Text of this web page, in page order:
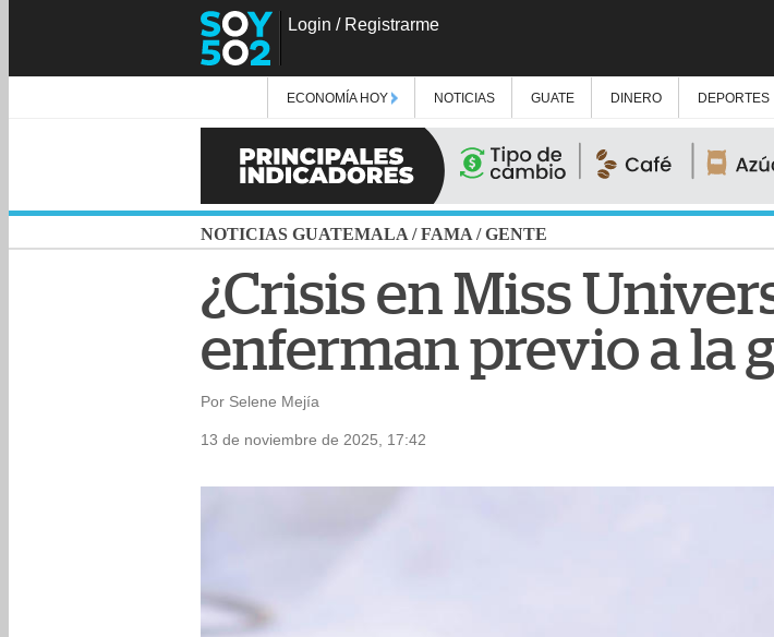
Login / Registrarme
ECONOMÍA HOY NOTICIAS GUATE DINERO DEPORTES
NOTICIAS GUATEMALA /FAMA /GENTE
¿Crisis en Miss
enferman previo a la
Por Selene Mejía
13 de noviembre de 2025, 17:42